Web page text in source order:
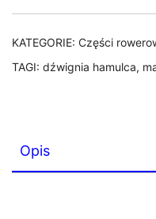
KATEGORIE: Części
TAGI: dźwignia hamulca,
Opis